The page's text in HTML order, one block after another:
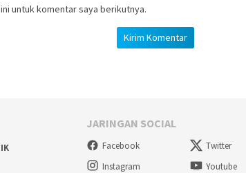
untuk komentar saya berikutnya.
JARINGAN SOCIAL
Facebook Twitter
Instagram
Youtube